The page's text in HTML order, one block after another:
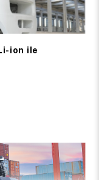
ion ile